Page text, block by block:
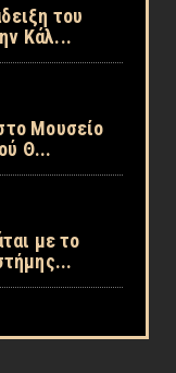
του
Κάλ...
Μουσείο
Θ...
με το